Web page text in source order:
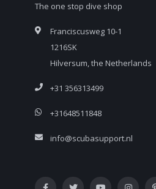
The one stop dive shop
Franciscusweg 10-1
1216SK
Hilversum, the Netherlands
+31 356313499
+31648511848
info@scubasupport.nl